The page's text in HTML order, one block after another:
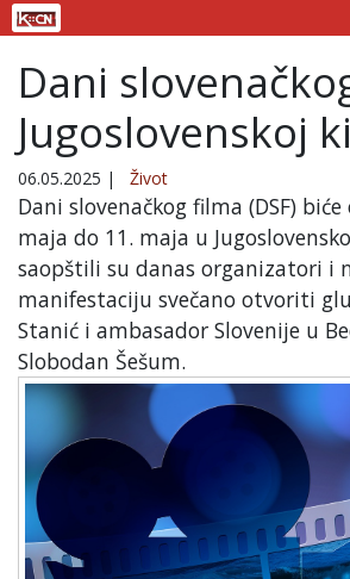
Dani
Jugoslovenskoj
06.05.2025 | Život
Dani slovenačkog filma (DSF)
maja do 11. maja u
saopštili su danas organizatori i
manifestaciju svečano otvoriti
Stanić i ambasador Slovenije u
Slobodan Šešum.